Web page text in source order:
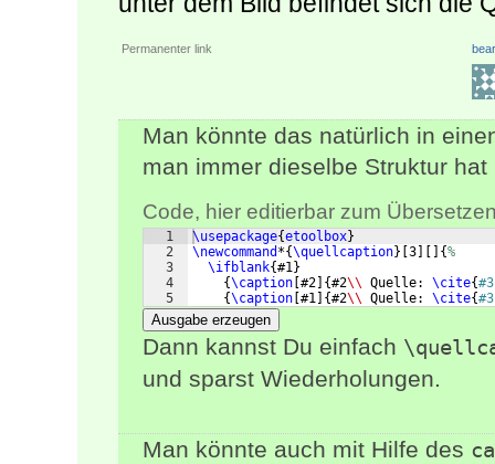
Permanenter link
Man könnte das natürlich in
man immer dieselbe Struktur hat
Code, hier editierbar zum
1
2
3
4
5
\usepackage{etoolbox}
\newcommand *{\quellcaption} 3 {%
\ifblank{#1}
{\caption #2 {#2\\ Quelle: \cite{#3
{\caption #1 {#2\\ Quelle: \cite{#3
Ausgabe erzeugen
Dann kannst Du einfach
und sparst Wiederholungen.
Man könnte auch mit Hilfe des